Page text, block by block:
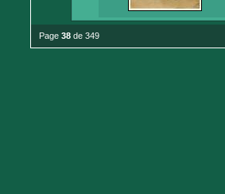
Page 38 de 349